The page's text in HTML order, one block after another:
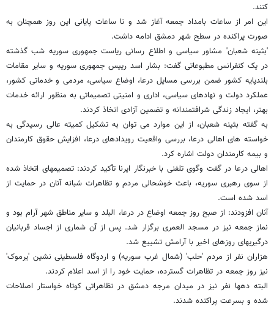
کنند.
این امر از ساعات بامداد جمعه آغاز شد و تا ساعات پایانی این روز همچنان به
صورت پراکنده در سطح شهر دمشق ادامه داشت.
'بثینه شعبان' مشاور سیاسی و اطلاع رسانی ریاست جمهوری سوریه شب گذشته
در یک کنفرانس مطبوعاتی گفت: بشار اسد رییس جمهوری سوریه و سایر مقامات
بلندپایه کشور ضمن بررسی مسایل درعا، اوضاع سیاسی، مردمی و خدماتی کشور،
عملکرد دولت و نهادهای سیاسی، اداری و امنیتی تصمیماتی به منظور ارائه خدمات
بهتر، ایجاد زندگی شرافتمندانه و تضمین آزادی اتخاذ کردند.
به گفته بثینه شعبان، از این موارد می توان به تشکیل کمیته عالی رسیدگی به
خواسته های اهالی درعا، بررسی واقعیت رویدادهای درعا، افزایش حقوق کارمندان
و بیمه کارمندان دولت اشاره کرد.
اهالی درعا در گفت وگوی تلفنی با خبرنگار ایرنا تأکید کردند: تصمیمهای اتخاذ شده
از سوی رهبری سوریه، باعث خوشحالی مردم و تظاهرات شبانه آنان در حمایت از
اسد شده است.
آنان افزودند: از صبح روز جمعه اوضاع در درعا، البلد و سایر مناطق شهر آرام بود و
نماز جمعه نیز در مسجد العمری برگزار شد. پس از آن شماری از اجساد قربانیان
درگیریهای روزهای اخیر با آرامش تشییع شد.
هزاران نفر از مردم 'حلب' (شمال غرب سوریه) و اردوگاه فلسطینی نشین 'یرموک'
نیز روز جمعه در تظاهرات گسترده، حمایت خود را از اسد اعلام کردند.
البته دهها نفر نیز در میدان مرجه دمشق در تظاهراتی کوتاه خواستار اصلاحات
شده و بسرعت پراکنده شدند.